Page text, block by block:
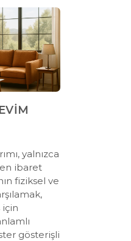
yalnızca
ibaret
fiziksel ve
için
gösterişli